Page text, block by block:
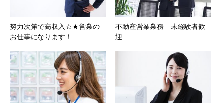
努力次第で高収入☆★営業の
お仕事になります！
不動産営業業務 未経験者歓
迎